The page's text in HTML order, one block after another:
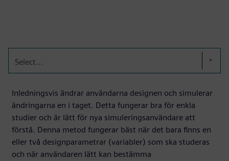
Select...
Inledningsvis ändrar användarna designen och simulerar
ändringarna en i taget. Detta fungerar bra för enkla
studier och är lätt för nya simuleringsanvändare att
förstå. Denna metod fungerar bäst när det bara finns en
eller två designparametrar (variabler) som ska studeras
och när användaren lätt kan bestämma